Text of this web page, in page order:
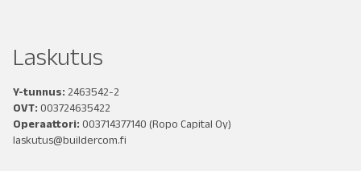
Laskutus
Y-tunnus: 2463542-2
OVT: 003724635422
Operaattori: 003714377140 (Ropo Capital Oy)
laskutus@buildercom.fi